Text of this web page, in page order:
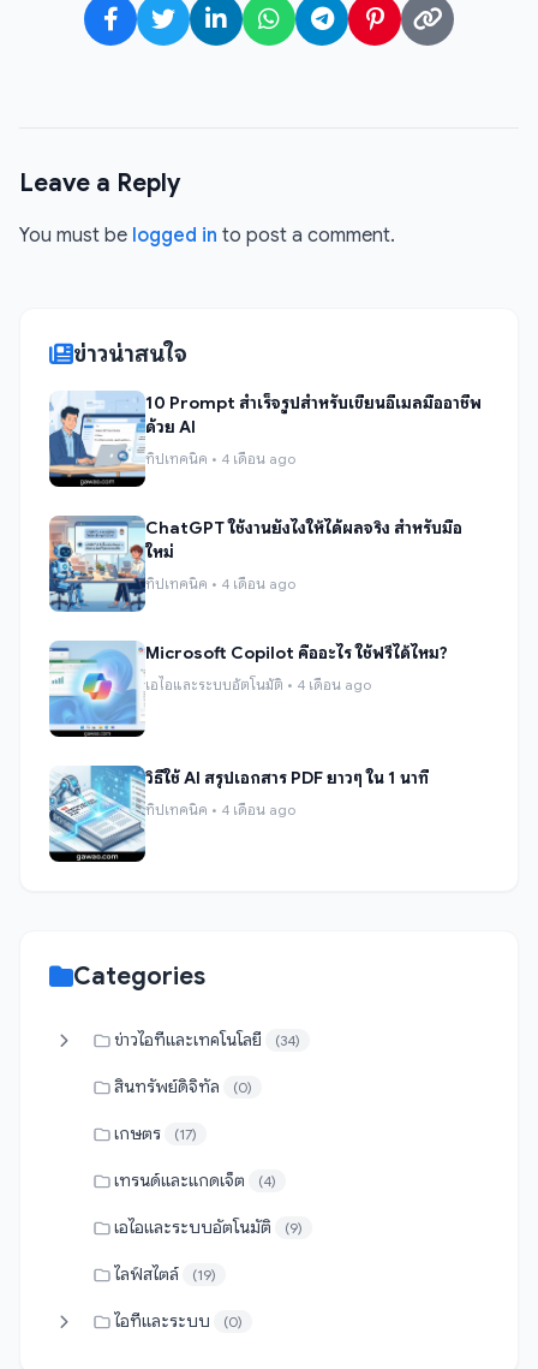
Leave a Reply
You must be logged in to post a comment.
ข่าวน่าสนใจ
10 Prompt สำเร็จรูปสำหรับเขียนอีเมลมืออาชีพ
ด้วย AI
ทิปเทคนิค • 4 เดือน ago
ChatGPT ใช้งานยังไงให้ได้ผลจริง สำหรับมือ
ใหม่
ทิปเทคนิค • 4 เดือน ago
Microsoft Copilot คืออะไร ใช้ฟรีได้ไหม?
เอไอและระบบอัตโนมัติ • 4 เดือน ago
วิธีใช้ AI สรุปเอกสาร PDF ยาวๆ ใน 1 นาที
ทิปเทคนิค • 4 เดือน ago
Categories
ข่าวไอทีและเทคโนโลยี (34)
สินทรัพย์ดิจิทัล (0)
เกษตร (17)
เทรนด์และแกดเจ็ต (4)
เอไอและระบบอัตโนมัติ (9)
ไลฟ์สไตล์ (19)
ไอทีและระบบ (0)